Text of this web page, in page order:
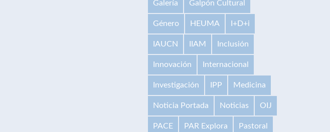
Galería Galpón Cultural
Género HEUMA I+D+i
IAUCN IIAM Inclusión
Innovación Internacional
Investigación IPP Medicina
Noticia Portada Noticias OIJ
PACE PAR Explora Pastoral